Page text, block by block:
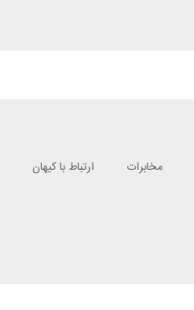
مخابرات ارتباط با کیهان